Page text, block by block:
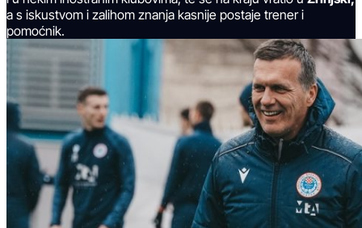
a s iskustvom i zalihom znanja kasnije postaje trener i
pomoćnik.